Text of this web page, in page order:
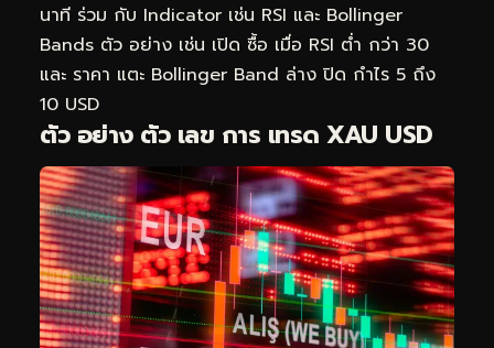
นาที ร่วม กับ Indicator เช่น RSI และ Bollinger
Bands ตัว อย่าง เช่น เปิด ซื้อ เมื่อ RSI ต่ำ กว่า 30
และ ราคา แตะ Bollinger Band ล่าง ปิด กำไร 5 ถึง
10 USD
ตัว อย่าง ตัว เลข การ เทรด XAU USD